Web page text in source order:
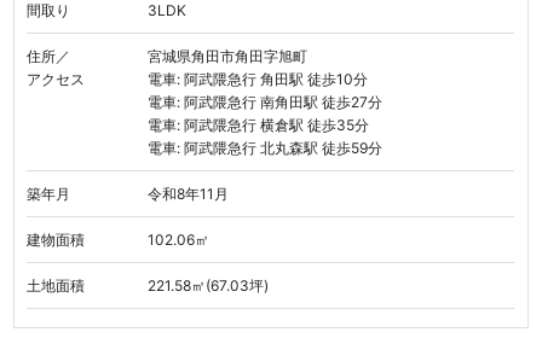
間取り 3LDK
住所／
アクセス
宮城県角田市角田字旭町
電車: 阿武隈急行 角田駅 徒歩10分
電車: 阿武隈急行 南角田駅 徒歩27分
電車: 阿武隈急行 横倉駅 徒歩35分
電車: 阿武隈急行 北丸森駅 徒歩59分
築年月 令和8年11月
建物面積 102.06㎡
土地面積 221.58㎡(67.03坪)